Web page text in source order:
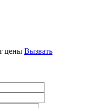
цены Вызвать